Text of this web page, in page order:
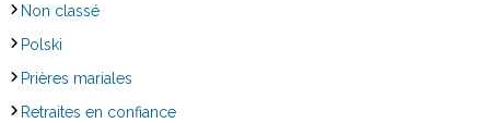
Non classé
Polski
Prières mariales
Retraites en confiance